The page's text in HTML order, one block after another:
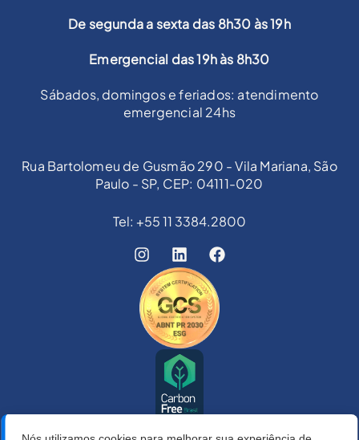
De segunda a sexta das 8h30 às 19h
Emergencial das 19h às 8h30
Sábados, domingos e feriados: atendimento
emergencial 24hs
Rua Bartolomeu de Gusmão 290 - Vila Mariana, São
Paulo - SP, CEP: 04111-020
Tel: +55 11 3384.2800